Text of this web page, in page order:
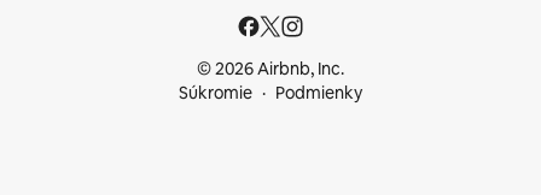
© 2026 Airbnb, Inc.
Súkromie
Podmienky